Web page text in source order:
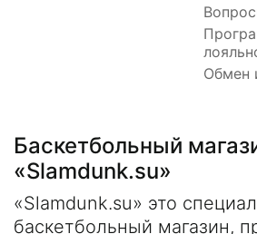
Обмен
Баскетбольный
«Slamdunk.su»
«Slamdunk.su» это
баскетбольный магазин,